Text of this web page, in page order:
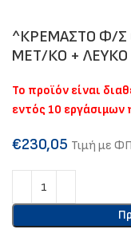
^ΚΡΕΜΑΣΤΟ Φ/Σ
ΜΕΤ/ΚΟ + ΛΕΥΚΟ
Το προϊόν είναι
εντός 10 εργάσιμων
€230,05 Τιμή με